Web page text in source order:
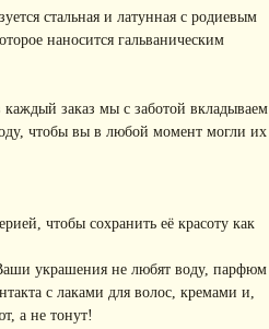
стальная и латунная с родиевым
наносится гальваническим
заказ мы с заботой вкладываем
чтобы вы в любой момент могли их
чтобы сохранить её красоту как
украшения не любят воду, парфюм
с лаками для волос, кремами и,
а не тонут!
и возврат